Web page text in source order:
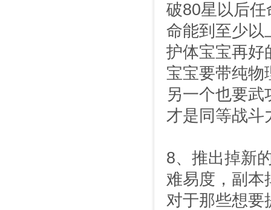
破80星以后
命能到至少以
护体宝宝再好
宝宝要带纯物
另一个也要
才是同等战斗
8、推出掉新
难易度，副本
对于那些想要